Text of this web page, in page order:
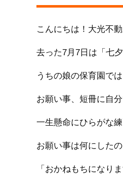
こんにちは！ 大光不
去った7月7日は「七
うちの娘の保育園で
お願い事、短冊に自
一生懸命にひらがな
お願い事は何にしたの
「おかねもちになり